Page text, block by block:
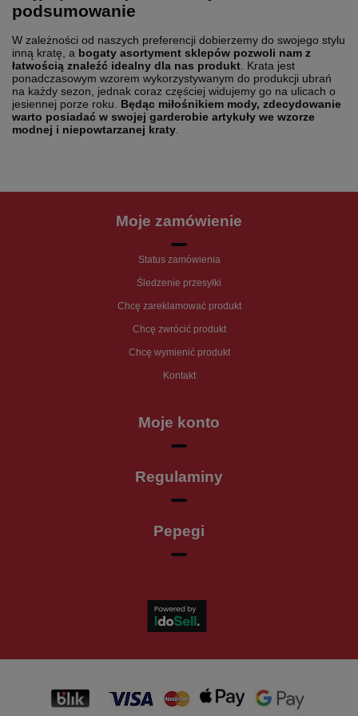
podsumowanie
W zależności od naszych preferencji dobierzemy do swojego stylu
inną kratę, a bogaty asortyment sklepów pozwoli nam z
łatwością znaleźć idealny dla nas produkt . Krata jest
ponadczasowym wzorem wykorzystywanym do produkcji ubrań
na każdy sezon, jednak coraz częściej widujemy go na ulicach o
jesiennej porze roku.
Będąc miłośnikiem mody, zdecydowanie
warto posiadać w swojej garderobie artykuły we wzorze
modnej i niepowtarzanej kraty
Moje zamówienie
Status zamówienia
Śledzenie przesyłki
Chcę zareklamować produkt
Chcę zwrócić produkt
Chcę wymienić produkt
Kontakt
Moje konto
Regulaminy
Pepegi